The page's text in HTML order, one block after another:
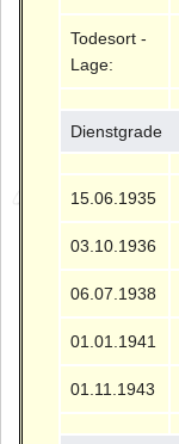
Todesort -
Lage:
Dienstgrade
15.06.1935
03.10.1936
06.07.1938
01.01.1941
01.11.1943